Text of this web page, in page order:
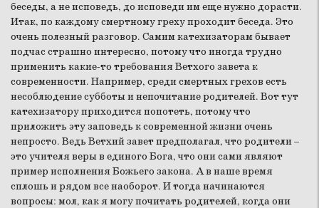
беседы, а не исповедь, до исповеди им еще нужно дорасти.
Итак, по каждому смертному греху проходит беседа. Это
очень полезный разговор. Самим катехизаторам бывает
подчас страшно интересно, потому что иногда трудно
применить какие-то требования Ветхого завета к
современности. Например, среди смертных грехов есть
несоблюдение субботы и непочитание родителей. Вот тут
катехизатору приходится попотеть, потому что
приложить эту заповедь к современной жизни очень
непросто. Ведь Ветхий завет предполагал, что родители –
это учителя веры в единого Бога, что они сами являют
пример исполнения Божьего закона. А в наше время
сплошь и рядом все наоборот. И тогда начинаются
вопросы: мол, как я могу почитать родителей, когда они